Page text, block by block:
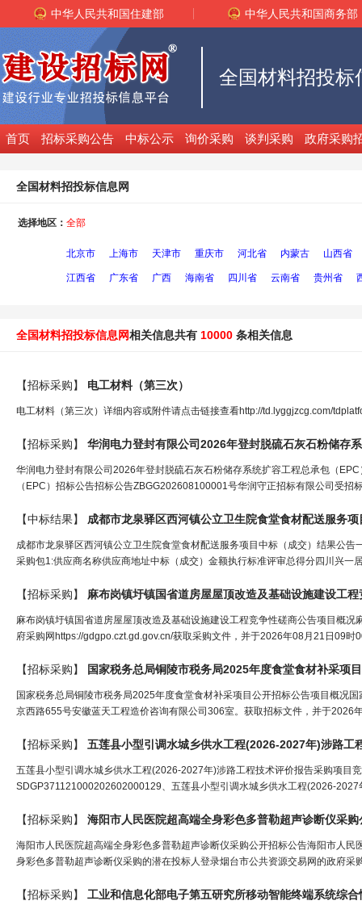
中华人民共和国住建部 中华人民共和国商务部
全国材料招投标
首页 招标采购公告 中标公示 询价采购 谈判采购 政府采购
全国材料招投标信息网
选择地区： 全部
北京市 上海市 天津市 重庆市 河北省 内蒙古 山西省
江西省 广东省 广西 海南省 四川省 云南省 贵州省
全国材料招投标信息网相关信息共有 10000 条相关信息
【招标采购】 电工材料（第三次）
电工材料（第三次）详细内容或附件请点击链接查看http://td.lyggjzcg.com/
【招标采购】 华润电力登封有限公司2026年登封脱硫石灰石粉储存
华润电力登封有限公司2026年登封脱硫石灰石粉储存系统扩容工程总承包（
（EPC）招标公告招标公告ZBGG202608100001号华润守正招标有限公司受
【中标结果】 成都市龙泉驿区西河镇公立卫生院食堂食材配送服务
成都市龙泉驿区西河镇公立卫生院食堂食材配送服务项目中标（成交）结果公
采购包1:供应商名称供应商地址中标（成交）金额执行标准评审总得分四川兴一
【招标采购】 麻布岗镇圩镇国省道房屋屋顶改造及基础设施建设工
麻布岗镇圩镇国省道房屋屋顶改造及基础设施建设工程竞争性磋商公告项目概
府采购网https://gdgpo.czt.gd.gov.cn/获取采购文件，并于2026年08月21日09时
【招标采购】 国家税务总局铜陵市税务局2025年度食堂食材补采项
国家税务总局铜陵市税务局2025年度食堂食材补采项目公开招标公告项目概况
京西路655号安徽蓝天工程造价咨询有限公司306室。获取招标文件，并于2026
【招标采购】 五莲县小型引调水城乡供水工程(2026-2027年)涉路工
五莲县小型引调水城乡供水工程(2026-2027年)涉路工程技术评价报告采购项目
SDGP371121000202602000129、五莲县小型引调水城乡供水工程(2026-
【招标采购】 海阳市人民医院超高端全身彩色多普勒超声诊断仪采
海阳市人民医院超高端全身彩色多普勒超声诊断仪采购公开招标公告海阳市人
身彩色多普勒超声诊断仪采购的潜在投标人登录烟台市公共资源交易网的政府采
【招标采购】